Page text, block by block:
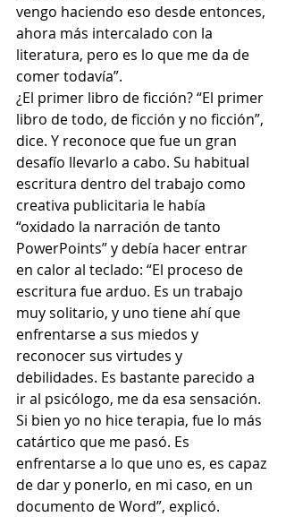
vengo haciendo eso desde entonces,
ahora más intercalado con la
literatura, pero es lo que me da de
comer todavía”.
¿El primer libro de ficción? “El primer
libro de todo, de ficción y no ficción”,
dice. Y reconoce que fue un gran
desafío llevarlo a cabo. Su habitual
escritura dentro del trabajo como
creativa publicitaria le había
“oxidado la narración de tanto
PowerPoints” y debía hacer entrar
en calor al teclado: “El proceso de
escritura fue arduo. Es un trabajo
muy solitario, y uno tiene ahí que
enfrentarse a sus miedos y
reconocer sus virtudes y
debilidades. Es bastante parecido a
ir al psicólogo, me da esa sensación.
Si bien yo no hice terapia, fue lo más
catártico que me pasó. Es
enfrentarse a lo que uno es, es capaz
de dar y ponerlo, en mi caso, en un
documento de Word”, explicó.